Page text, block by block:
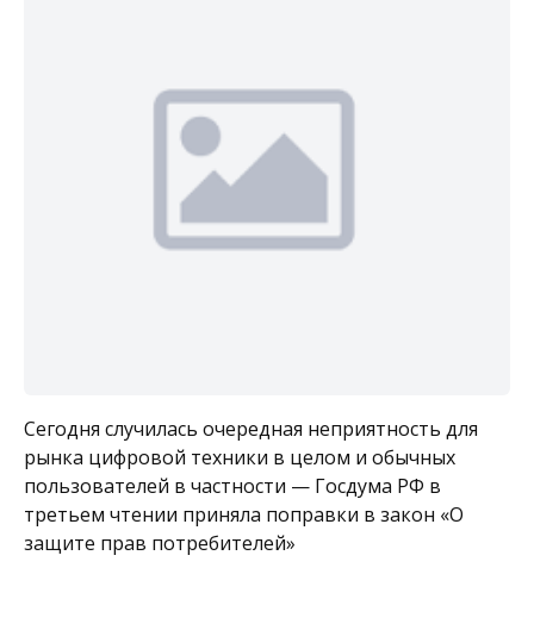
Сегодня случилась очередная неприятность для
рынка цифровой техники в целом и обычных
пользователей в частности — Госдума РФ в
третьем чтении приняла поправки в закон «О
защите прав потребителей»